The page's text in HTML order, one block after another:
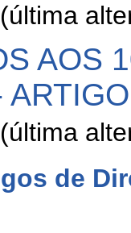
AOS
de